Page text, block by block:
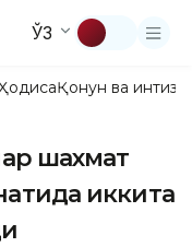
ЎЗ
Қонун ва
шахмат
иккита